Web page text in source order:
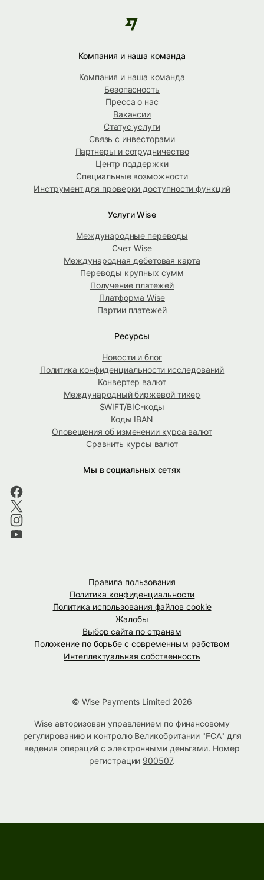
Компания и наша команда
Компания и наша команда
Безопасность
Пресса о нас
Вакансии
Статус услуги
Связь с инвесторами
Партнеры и сотрудничество
Центр поддержки
Специальные возможности
Инструмент для проверки доступности функций
Услуги Wise
Международные переводы
Счет Wise
Международная дебетовая карта
Переводы крупных сумм
Получение платежей
Платформа Wise
Партии платежей
Ресурсы
Новости и блог
Политика конфиденциальности исследований
Конвертер валют
Международный биржевой тикер
SWIFT/BIC-коды
Коды IBAN
Оповещения об изменении курса валют
Сравнить курсы валют
Мы в социальных сетях
Правила пользования
Политика конфиденциальности
Политика использования файлов cookie
Жалобы
Выбор сайта по странам
Положение по борьбе с современным рабством
Интеллектуальная собственность
© Wise Payments Limited 2026
Wise авторизован управлением по финансовому
регулированию и контролю Великобритании "FCA" для
ведения операций с электронными деньгами. Номер
регистрации 900507.